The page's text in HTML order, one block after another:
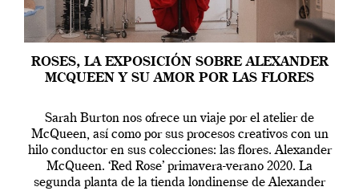
ROSES, LA EXPOSICIÓN SOBRE ALEXANDER
MCQUEEN Y SU AMOR POR LAS FLORES
Sarah Burton nos ofrece un viaje por el atelier de
McQueen, así como por sus procesos creativos con un
hilo conductor en sus colecciones: las flores. Alexander
McQueen. ‘Red Rose’ primavera-verano 2020. La
segunda planta de la tienda londinense de Alexander